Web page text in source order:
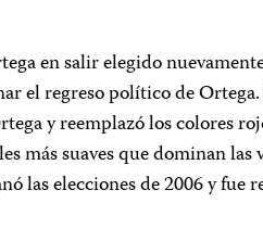
en salir elegido
el regreso político de
y reemplazó los colores
más suaves que dominan
las elecciones de 2006 y fue